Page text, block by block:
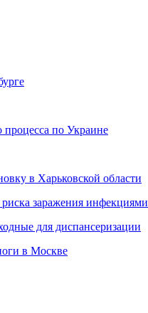
по Украине
в Харьковской области
заражения инфекциями
для диспансеризации
в Москве